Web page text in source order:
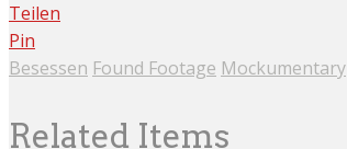
Teilen
Pin
Besessen Found Footage Mockumentary
Related Items